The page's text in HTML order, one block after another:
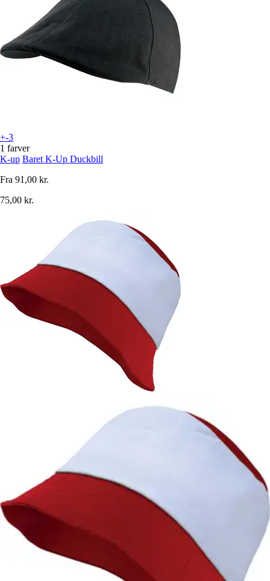
+-3
1 farver
K-up Baret K-Up Duckbill
Fra 91,00 kr.
75,00 kr.